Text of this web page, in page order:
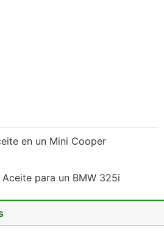
en un Mini Cooper
para un BMW 325i